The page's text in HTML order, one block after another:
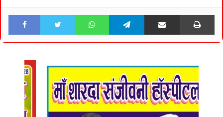
Facebook Twitter WhatsApp Telegram Share via Email